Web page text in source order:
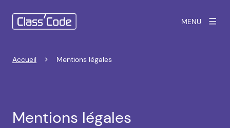
MENU
Accueil Mentions légales
Mentions légales